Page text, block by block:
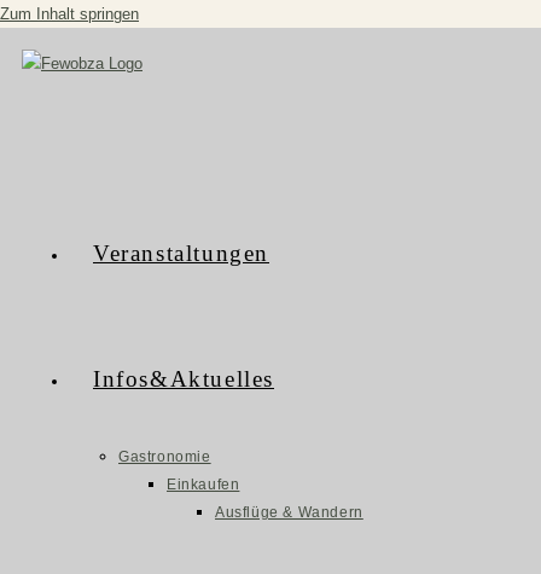
Zum Inhalt springen
Veranstaltungen
Infos&Aktuelles
Gastronomie
Einkaufen
Ausflüge & Wandern